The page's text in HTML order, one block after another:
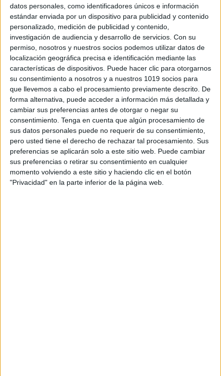
datos personales, como identificadores únicos e información
estándar enviada por un dispositivo para publicidad y contenido
personalizado, medición de publicidad y contenido,
investigación de audiencia y desarrollo de servicios. Con su
permiso, nosotros y nuestros socios podemos utilizar datos de
localización geográfica precisa e identificación mediante las
características de dispositivos. Puede hacer clic para otorgarnos
su consentimiento a nosotros y a nuestros 1019 socios para
que llevemos a cabo el procesamiento previamente descrito. De
forma alternativa, puede acceder a información más detallada y
cambiar sus preferencias antes de otorgar o negar su
consentimiento. Tenga en cuenta que algún procesamiento de
sus datos personales puede no requerir de su consentimiento,
pero usted tiene el derecho de rechazar tal procesamiento. Sus
preferencias se aplicarán solo a este sitio web. Puede cambiar
sus preferencias o retirar su consentimiento en cualquier
momento volviendo a este sitio y haciendo clic en el botón
"Privacidad" en la parte inferior de la página web.